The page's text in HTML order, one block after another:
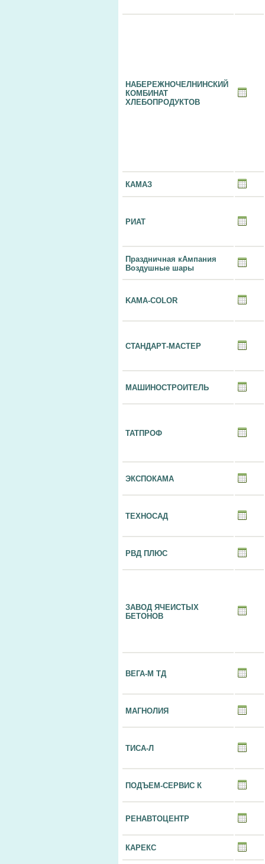
НАБЕРЕЖНОЧЕЛНИНСКИЙ
КОМБИНАТ
ХЛЕБОПРОДУКТОВ
КАМАЗ
РИАТ
Праздничная кАмпания
Воздушные шары
KAMA-COLOR
СТАНДАРТ-МАСТЕР
МАШИНОСТРОИТЕЛЬ
ТАТПРОФ
ЭКСПОКАМА
ТЕХНОСАД
РВД ПЛЮС
ЗАВОД ЯЧЕИСТЫХ
БЕТОНОВ
ВЕГА-М ТД
МАГНОЛИЯ
ТИСА-Л
ПОДЪЕМ-СЕРВИС К
РЕНАВТОЦЕНТР
КАРЕКС